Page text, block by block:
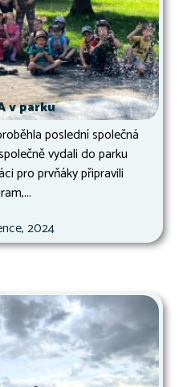
v parku
poslední společná
vydali do parku
pro prvňáky připravili
2024